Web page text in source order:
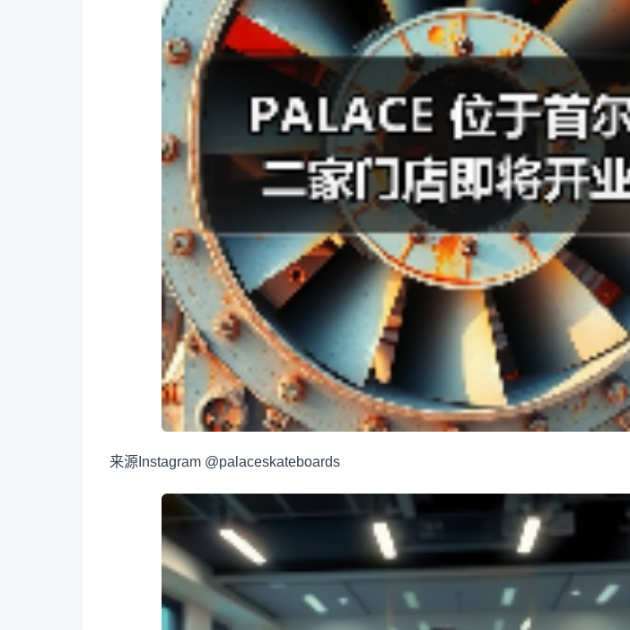
来源 Instagram @palaceskateboards